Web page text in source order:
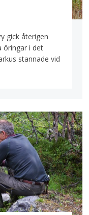
gick återigen
öringar i det
stannade vid